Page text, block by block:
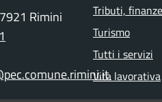
Rimini
Tributi,
Turismo
Tutti i servizi
Vita lavorativa